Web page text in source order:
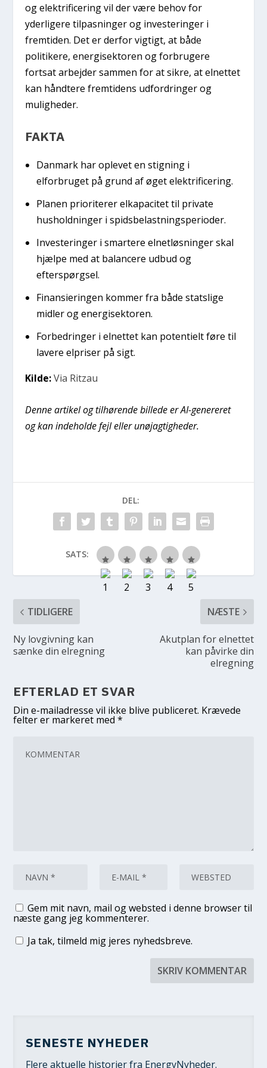
og elektrificering vil der være behov for
yderligere tilpasninger og investeringer i
fremtiden. Det er derfor vigtigt, at både
politikere, energisektoren og forbrugere
fortsat arbejder sammen for at sikre, at elnettet
kan håndtere fremtidens udfordringer og
muligheder.
FAKTA
Danmark har oplevet en stigning i
elforbruget på grund af øget elektrificering.
Planen prioriterer elkapacitet til private
husholdninger i spidsbelastningsperioder.
Investeringer i smartere elnetløsninger skal
hjælpe med at balancere udbud og
efterspørgsel.
Finansieringen kommer fra både statslige
midler og energisektoren.
Forbedringer i elnettet kan potentielt føre til
lavere elpriser på sigt.
Kilde: Via Ritzau
Denne artikel og tilhørende billede er AI-genereret
og kan indeholde fejl eller unøjagtigheder.
DEL:
SATS:
TIDLIGERE
Ny lovgivning kan
sænke din elregning
NÆSTE
Akutplan for elnettet
kan påvirke din
elregning
EFTERLAD ET SVAR
Din e-mailadresse vil ikke blive publiceret. Krævede
felter er markeret med*
Gem mit navn, mail og websted i denne browser til
næste gang jeg kommenterer.
Ja tak, tilmeld mig jeres nyhedsbreve.
SENESTE NYHEDER
Flere aktuelle historier fra EnergyNyheder.